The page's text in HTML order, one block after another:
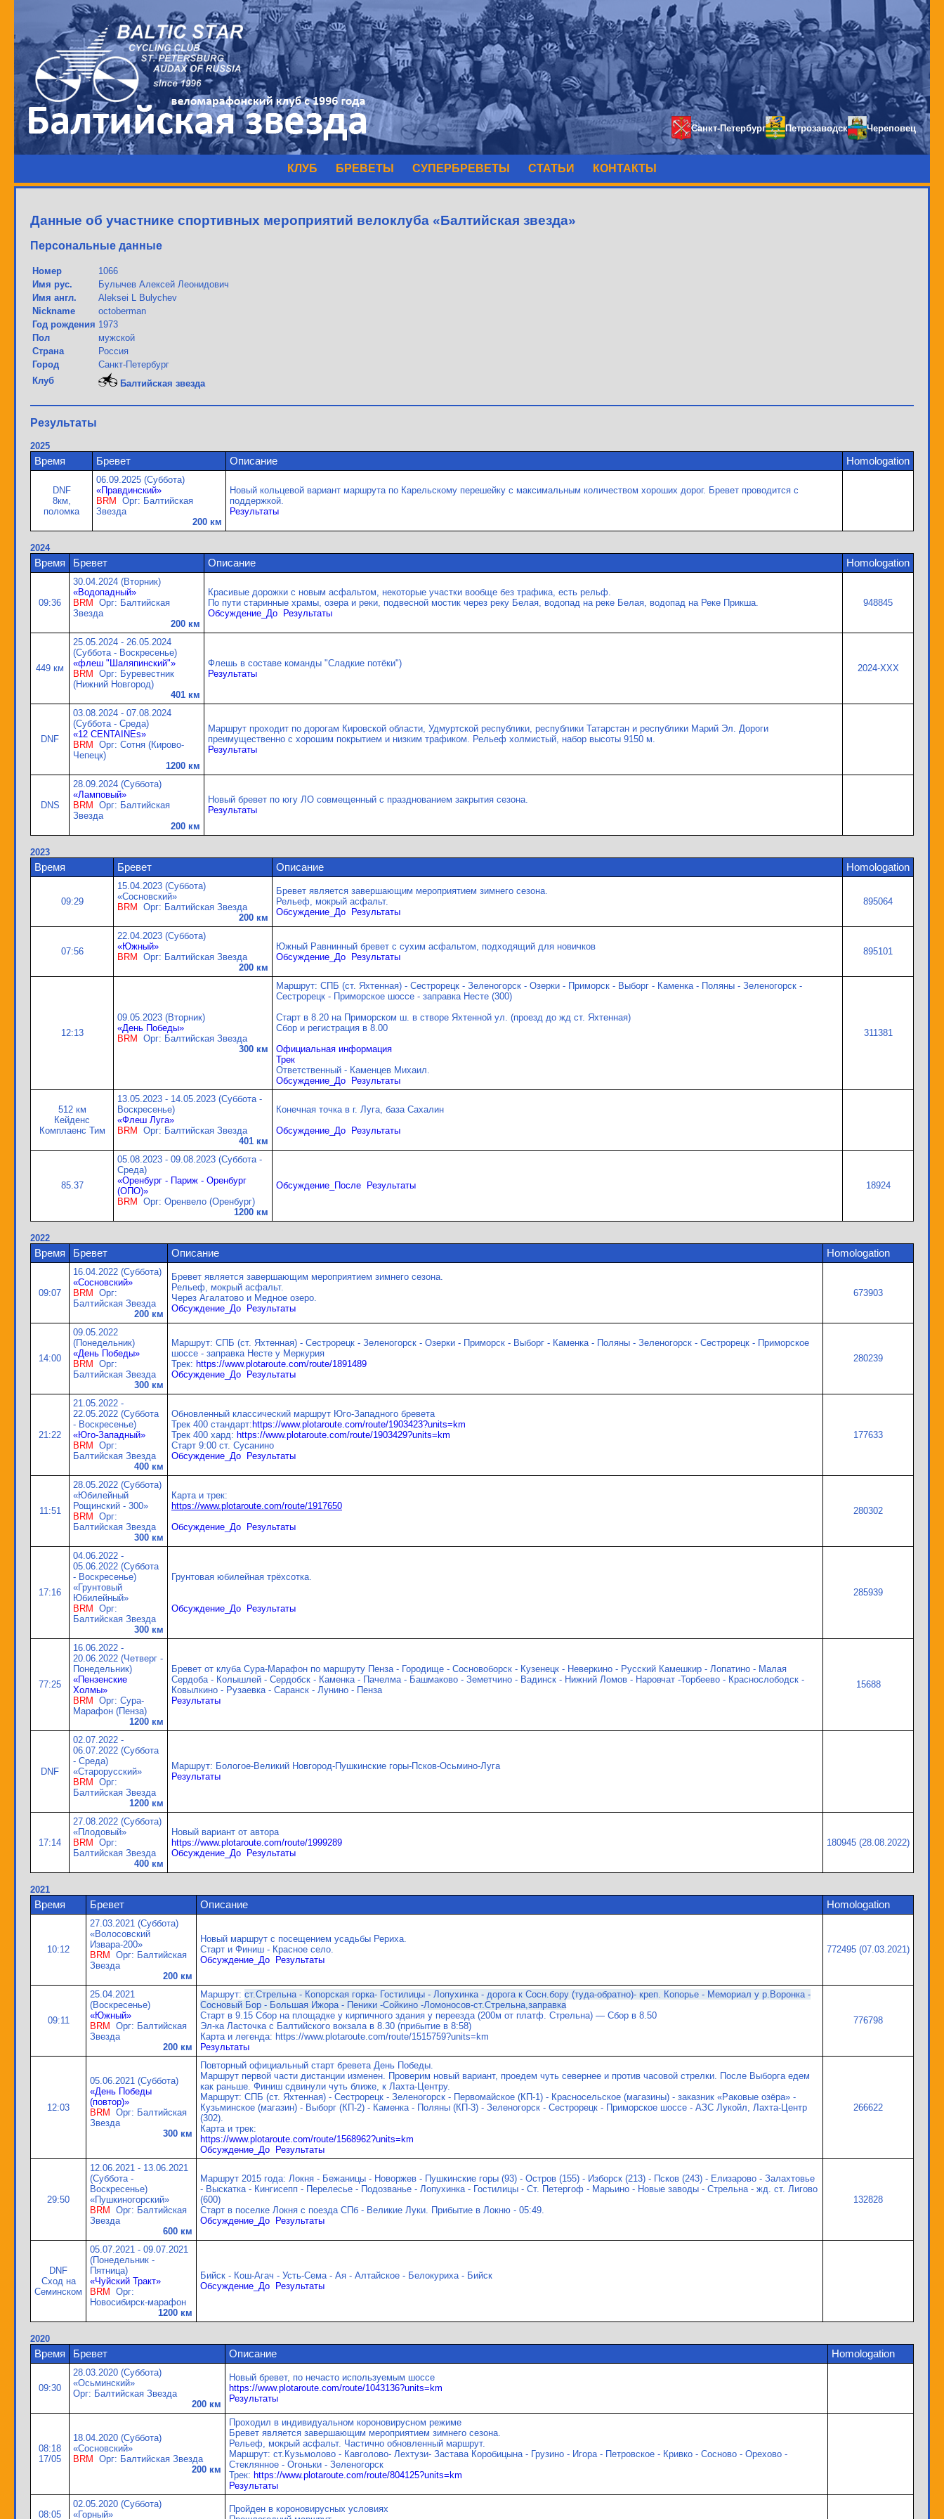
Санкт-Петербург Петрозаводск Череповец
КЛУБ БРЕВЕТЫ СУПЕРБРЕВЕТЫ СТАТЬИ КОНТАКТЫ
Данные об участнике спортивных мероприятий велоклуба «Балтийская звезда»
Персональные данные
Номер
1066
Имя рус.
Булычев Алексей Леонидович
Имя англ.
Aleksei L Bulychev
Nickname
octoberman
Год рождения 1973
Пол
мужской
Страна
Россия
Город
Санкт-Петербург
Клуб
Балтийская звезда
Результаты
2025
Время Бревет Описание Homologation
DNF
8км,
поломка
06.09.2025 (Суббота)
«Правдинский»
BRM
Орг: Балтийская
Звезда
200 км
Новый кольцевой вариант маршрута по Карельскому перешейку с максимальным количеством хороших дорог. Бревет проводится с
поддержкой.
Результаты
2024
Время Бревет Описание Homologation
09:36
30.04.2024 (Вторник)
«Водопадный»
BRM
Орг: Балтийская
Звезда
200 км
Красивые дорожки с новым асфальтом, некоторые участки вообще без трафика, есть рельф.
По пути старинные храмы, озера и реки, подвесной мостик через реку Белая, водопад на реке Белая, водопад на Реке Прикша.
Обсуждение_До
Результаты
948845
449 км
25.05.2024 - 26.05.2024
(Суббота - Воскресенье)
«флеш "Шаляпинский"»
BRM
Орг: Буревестник
(Нижний Новгород)
401 км
Флешь в составе команды "Сладкие потёки")
Результаты
2024-XXX
DNF
03.08.2024 - 07.08.2024
(Суббота - Среда)
«12 CENTAINEs»
BRM
Орг: Сотня (Кирово-
Чепецк)
1200 км
Маршрут проходит по дорогам Кировской области, Удмуртской республики, республики Татарстан и республики Марий Эл. Дороги
преимущественно с хорошим покрытием и низким трафиком. Рельеф холмистый, набор высоты 9150 м.
Результаты
DNS
28.09.2024 (Суббота)
«Ламповый»
BRM
Орг: Балтийская
Звезда
200 км
Новый бревет по югу ЛО совмещенный с празднованием закрытия сезона.
Результаты
2023
Время Бревет Описание Homologation
09:29
15.04.2023 (Суббота)
«Сосновский»
BRM
Орг: Балтийская Звезда
200 км
Бревет является завершающим мероприятием зимнего сезона.
Рельеф, мокрый асфальт.
Обсуждение_До
Результаты
895064
07:56
22.04.2023 (Суббота)
«Южный»
BRM
Орг: Балтийская Звезда
200 км
Южный Равнинный бревет с сухим асфальтом, подходящий для новичков
Обсуждение_До
Результаты
895101
12:13
09.05.2023 (Вторник)
«День Победы»
BRM
Орг: Балтийская Звезда
300 км
Маршрут: СПБ (ст. Яхтенная) - Сестрорецк - Зеленогорск - Озерки - Приморск - Выборг - Каменка - Поляны - Зеленогорск -
Сестрорецк - Приморское шоссе - заправка Несте (300)
Старт в 8.20 на Приморском ш. в створе Яхтенной ул. (проезд до жд ст. Яхтенная)
Сбор и регистрация в 8.00
Официальная информация
Трек
Ответственный - Каменцев Михаил.
Обсуждение_До
Результаты
311381
512 км
Кейденс
Комплаенс Тим
13.05.2023 - 14.05.2023 (Суббота -
Воскресенье)
«Флеш Луга»
BRM
Орг: Балтийская Звезда
401 км
Конечная точка в г. Луга, база Сахалин
Обсуждение_До
Результаты
85.37
05.08.2023 - 09.08.2023 (Суббота -
Среда)
«Оренбург - Париж - Оренбург
(ОПО)»
BRM
Орг: Оренвело (Оренбург)
1200 км
Обсуждение_После Результаты 18924
2022
Время Бревет Описание Homologation
09:07
16.04.2022 (Суббота)
«Сосновский»
BRM
Орг:
Балтийская Звезда
200 км
Бревет является завершающим мероприятием зимнего сезона.
Рельеф, мокрый асфальт.
Через Агалатово и Медное озеро.
Обсуждение_До
Результаты
673903
14:00
09.05.2022
(Понедельник)
«День Победы»
BRM
Орг:
Балтийская Звезда
300 км
Маршрут: СПБ (ст. Яхтенная) - Сестрорецк - Зеленогорск - Озерки - Приморск - Выборг - Каменка - Поляны - Зеленогорск - Сестрорецк - Приморское
шоссе - заправка Несте у Меркурия
Трек: https://www.plotaroute.com/route/1891489
Обсуждение_До
Результаты
280239
21:22
21.05.2022 -
22.05.2022 (Суббота
- Воскресенье)
«Юго-Западный»
BRM
Орг:
Балтийская Звезда
400 км
Обновленный классический маршрут Юго-Западного бревета
Трек 400 стандарт: https://www.plotaroute.com/route/1903423?units=km
Трек 400 хард: https://www.plotaroute.com/route/1903429?units=km
Старт 9:00 ст. Сусанино
Обсуждение_До
Результаты
177633
11:51
28.05.2022 (Суббота)
«Юбилейный
Рощинский - 300»
BRM
Орг:
Балтийская Звезда
300 км
Карта и трек:
https://www.plotaroute.com/route/1917650
Обсуждение_До
Результаты
280302
17:16
04.06.2022 -
05.06.2022 (Суббота
- Воскресенье)
«Грунтовый
Юбилейный»
BRM
Орг:
Балтийская Звезда
300 км
Грунтовая юбилейная трёхсотка.
Обсуждение_До Результаты
285939
77:25
16.06.2022 -
20.06.2022 (Четверг -
Понедельник)
«Пензенские
Холмы»
BRM
Орг: Сура-
Марафон (Пенза)
1200 км
Бревет от клуба Сура-Марафон по маршруту Пенза - Городище - Сосновоборск - Кузенецк - Неверкино - Русский Камешкир - Лопатино - Малая
Сердоба - Колышлей - Сердобск - Каменка - Пачелма - Башмаково - Земетчино - Вадинск - Нижний Ломов - Наровчат -Торбеево - Краснослободск -
Ковылкино - Рузаевка - Саранск - Лунино - Пенза
Результаты
15688
DNF
02.07.2022 -
06.07.2022 (Суббота
- Среда)
«Старорусский»
BRM
Орг:
Балтийская Звезда
1200 км
Маршрут: Бологое-Великий Новгород-Пушкинские горы-Псков-Осьмино-Луга
Результаты
17:14
27.08.2022 (Суббота)
«Плодовый»
BRM
Орг:
Балтийская Звезда
400 км
Новый вариант от автора
https://www.plotaroute.com/route/1999289
Обсуждение_До
Результаты
180945 (28.08.2022)
2021
Время Бревет Описание Homologation
10:12
27.03.2021 (Суббота)
«Волосовский
Извара-200»
BRM
Орг: Балтийская
Звезда
200 км
Новый маршрут с посещением усадьбы Рериха.
Старт и Финиш - Красное село.
Обсуждение_До
Результаты
772495 (07.03.2021)
09:11
25.04.2021
(Воскресенье)
«Южный»
BRM
Орг: Балтийская
Звезда
200 км
Маршрут: ст.Стрельна - Копорская горка- Гостилицы - Лопухинка - дорога к Сосн.бору (туда-обратно)- креп. Копорье - Мемориал у р.Воронка -
Сосновый Бор - Большая Ижора - Пеники -Сойкино -Ломоносов-ст.Стрельна,заправка
Старт в 9.15 Сбор на площадке у кирпичного здания у переезда (200м от платф. Стрельна) — Сбор в 8.50
Эл-ка Ласточка с Балтийского вокзала в 8.30 (прибытие в 8:58)
Карта и легенда: https://www.plotaroute.com/route/1515759?units=km
Результаты
776798
12:03
05.06.2021 (Суббота)
«День Победы
(повтор)»
BRM
Орг: Балтийская
Звезда
300 км
Повторный официальный старт бревета День Победы.
Маршрут первой части дистанции изменен. Проверим новый вариант, проедем чуть севернее и против часовой стрелки. После Выборга едем
как раньше. Финиш сдвинули чуть ближе, к Лахта-Центру.
Маршрут: СПБ (ст. Яхтенная) - Сестрорецк - Зеленогорск - Первомайское (КП-1) - Красносельское (магазины) - заказник «Раковые озёра» -
Кузьминское (магазин) - Выборг (КП-2) - Каменка - Поляны (КП-3) - Зеленогорск - Сестрорецк - Приморское шоссе - АЗС Лукойл, Лахта-Центр
(302).
Карта и трек:
https://www.plotaroute.com/route/1568962?units=km
Обсуждение_До
Результаты
266622
29:50
12.06.2021 - 13.06.2021
(Суббота -
Воскресенье)
«Пушкиногорский»
BRM
Орг: Балтийская
Звезда
600 км
Маршрут 2015 года: Локня - Бежаницы - Новоржев - Пушкинские горы (93) - Остров (155) - Изборск (213) - Псков (243) - Елизарово - Залахтовье
- Выскатка - Кингисепп - Перелесье - Подозванье - Лопухинка - Гостилицы - Ст. Петергоф - Марьино - Новые заводы - Стрельна - жд. ст. Лигово
(600)
Старт в поселке Локня с поезда СПб - Великие Луки. Прибытие в Локню - 05:49.
Обсуждение_До
Результаты
132828
DNF
Сход на
Семинском
05.07.2021 - 09.07.2021
(Понедельник -
Пятница)
«Чуйский Тракт»
BRM
Орг:
Новосибирск-марафон
1200 км
Бийск - Кош-Агач - Усть-Сема - Ая - Алтайское - Белокуриха - Бийск
Обсуждение_До
Результаты
2020
Время Бревет Описание Homologation
09:30
28.03.2020 (Суббота)
«Осьминский»
Орг: Балтийская Звезда
200 км
Новый бревет, по нечасто используемым шоссе
https://www.plotaroute.com/route/1043136?units=km
Результаты
08:18
17/05
18.04.2020 (Суббота)
«Сосновский»
BRM
Орг: Балтийская Звезда
200 км
Проходил в индивидуальном короновирусном режиме
Бревет является завершающим мероприятием зимнего сезона.
Рельеф, мокрый асфальт. Частично обновленный маршрут.
Маршрут: ст.Кузьмолово - Кавголово- Лехтузи- Застава Коробицына - Грузино - Игора - Петровское - Кривко - Сосново - Орехово -
Стеклянное - Огоньки - Зеленогорск
Трек: https://www.plotaroute.com/route/804125?units=km
Результаты
08:05
02.05.2020 (Суббота)
«Горный»
Пройден в короновирусных условиях